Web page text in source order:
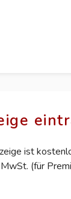
ist
(für